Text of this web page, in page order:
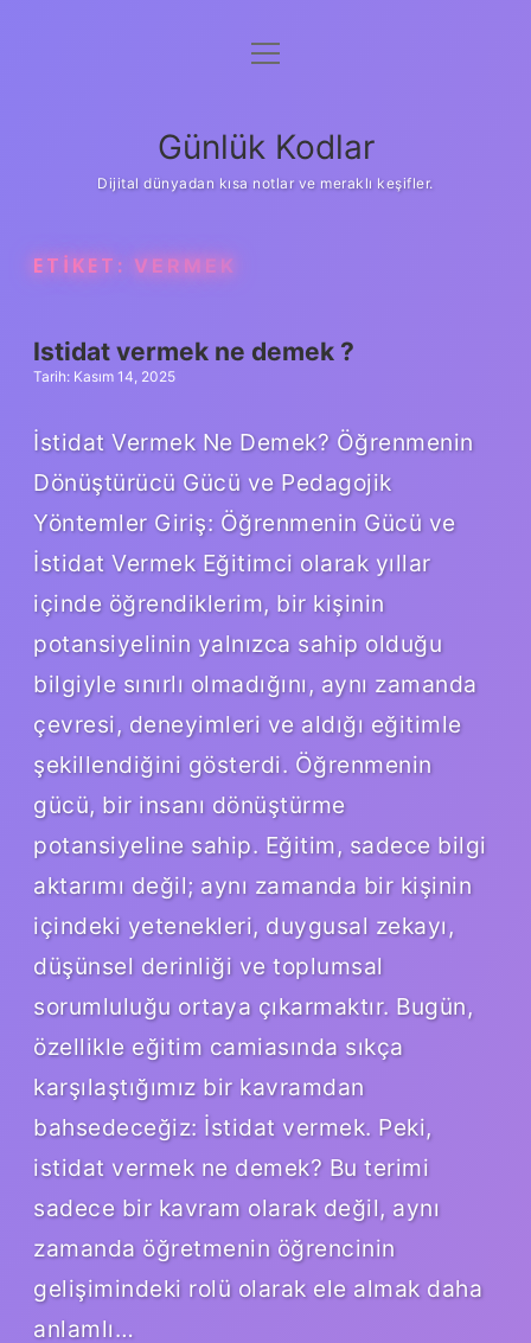
Anasayfa
Yasal Uyarı
menüyü
Günlük Kodlar
Dijital dünyadan kısa notlar ve meraklı keşifler.
ETIKET: VERMEK
Istidat vermek ne demek ?
Tarih: Kasım 14, 2025
İstidat Vermek Ne Demek? Öğrenmenin
Dönüştürücü Gücü ve Pedagojik
Yöntemler Giriş: Öğrenmenin Gücü ve
İstidat Vermek Eğitimci olarak yıllar
içinde öğrendiklerim, bir kişinin
potansiyelinin yalnızca sahip olduğu
bilgiyle sınırlı olmadığını, aynı zamanda
çevresi, deneyimleri ve aldığı eğitimle
şekillendiğini gösterdi. Öğrenmenin
gücü, bir insanı dönüştürme
potansiyeline sahip. Eğitim, sadece bilgi
aktarımı değil; aynı zamanda bir kişinin
içindeki yetenekleri, duygusal zekayı,
düşünsel derinliği ve toplumsal
sorumluluğu ortaya çıkarmaktır. Bugün,
özellikle eğitim camiasında sıkça
karşılaştığımız bir kavramdan
bahsedeceğiz: İstidat vermek. Peki,
istidat vermek ne demek? Bu terimi
sadece bir kavram olarak değil, aynı
zamanda öğretmenin öğrencinin
gelişimindeki rolü olarak ele almak daha
anlamlı…